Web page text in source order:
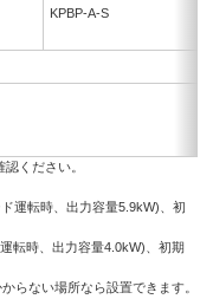
KPBP-A-S
ください。
運転時、出力容量5.9kW)、初
転時、出力容量4.0kW)、初期
ない場所なら設置できます。